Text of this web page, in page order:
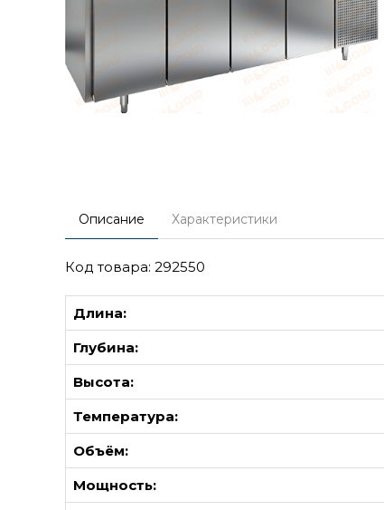
Описание Характеристики
Код товара: 292550
Длина:
Глубина:
Высота:
Температура:
Объём:
Мощность: